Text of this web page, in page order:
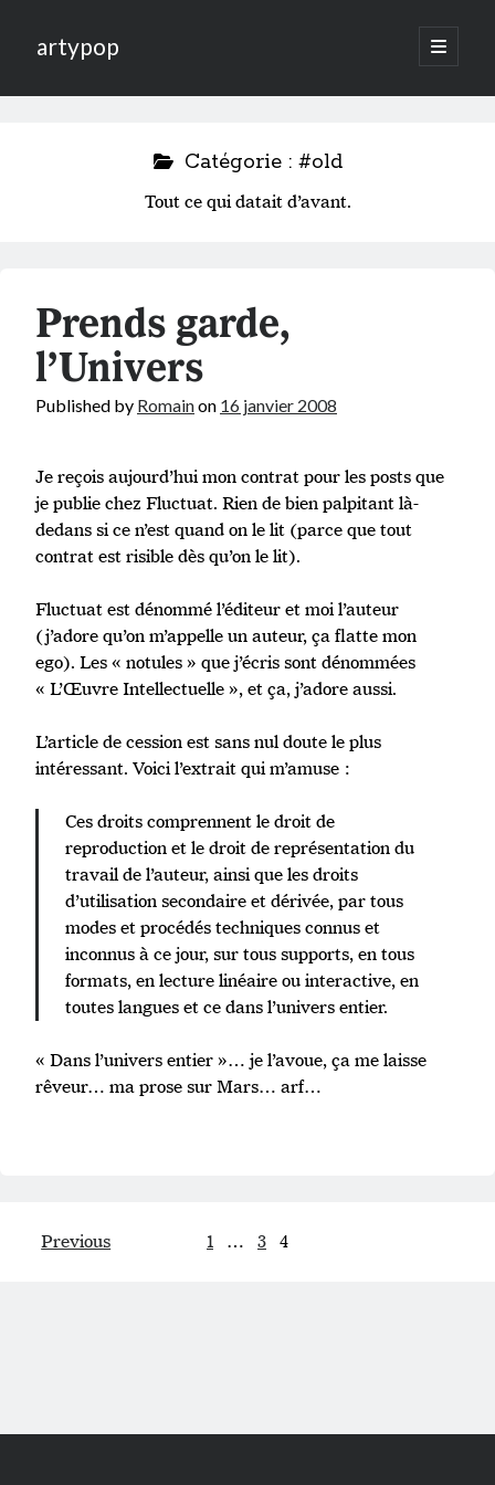
artypop
open
primary
Catégorie : #old
Tout ce qui datait d’avant.
Prends garde,
l’Univers
Published by Romainon 16 janvier 2008
Je reçois aujourd’hui mon contrat pour les posts que
je publie chez Fluctuat. Rien de bien palpitant là-
dedans si ce n’est quand on le lit (parce que tout
contrat est risible dès qu’on le lit).
Fluctuat est dénommé l’éditeur et moi l’auteur
(j’adore qu’on m’appelle un auteur, ça flatte mon
ego). Les « notules » que j’écris sont dénommées
« L’Œuvre Intellectuelle », et ça, j’adore aussi.
L’article de cession est sans nul doute le plus
intéressant. Voici l’extrait qui m’amuse :
Ces droits comprennent le droit de
reproduction et le droit de représentation du
travail de l’auteur, ainsi que les droits
d’utilisation secondaire et dérivée, par tous
modes et procédés techniques connus et
inconnus à ce jour, sur tous supports, en tous
formats, en lecture linéaire ou interactive, en
toutes langues et ce dans l’univers entier.
« Dans l’univers entier »… je l’avoue, ça me laisse
rêveur… ma prose sur Mars… arf…
Pagination
Previous 1 … 3 4